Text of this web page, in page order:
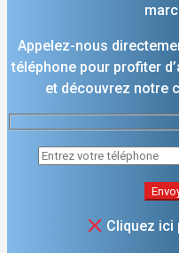
Appelez-nous
téléphone pour profiter
et découvrez notre
Cliquez